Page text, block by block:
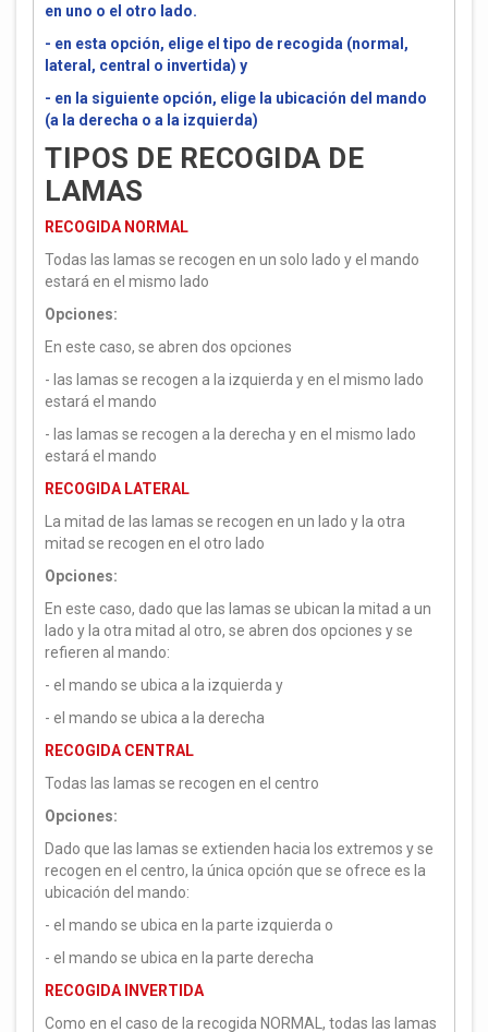
en uno o el otro lado.
- en esta opción, elige el tipo de recogida (normal,
lateral, central o invertida) y
- en la siguiente opción, elige la ubicación del mando
(a la derecha o a la izquierda)
TIPOS DE RECOGIDA DE
LAMAS
RECOGIDA NORMAL
Todas las lamas se recogen en un solo lado y el mando
estará en el mismo lado
Opciones:
En este caso, se abren dos opciones
- las lamas se recogen a la izquierda y en el mismo lado
estará el mando
- las lamas se recogen a la derecha y en el mismo lado
estará el mando
RECOGIDA LATERAL
La mitad de las lamas se recogen en un lado y la otra
mitad se recogen en el otro lado
Opciones:
En este caso, dado que las lamas se ubican la mitad a un
lado y la otra mitad al otro, se abren dos opciones y se
refieren al mando:
- el mando se ubica a la izquierda y
- el mando se ubica a la derecha
RECOGIDA CENTRAL
Todas las lamas se recogen en el centro
Opciones:
Dado que las lamas se extienden hacia los extremos y se
recogen en el centro, la única opción que se ofrece es la
ubicación del mando:
- el mando se ubica en la parte izquierda o
- el mando se ubica en la parte derecha
RECOGIDA INVERTIDA
Como en el caso de la recogida NORMAL, todas las lamas